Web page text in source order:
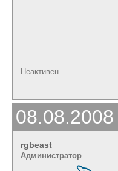
Неактивен
rgbeast
Администратор